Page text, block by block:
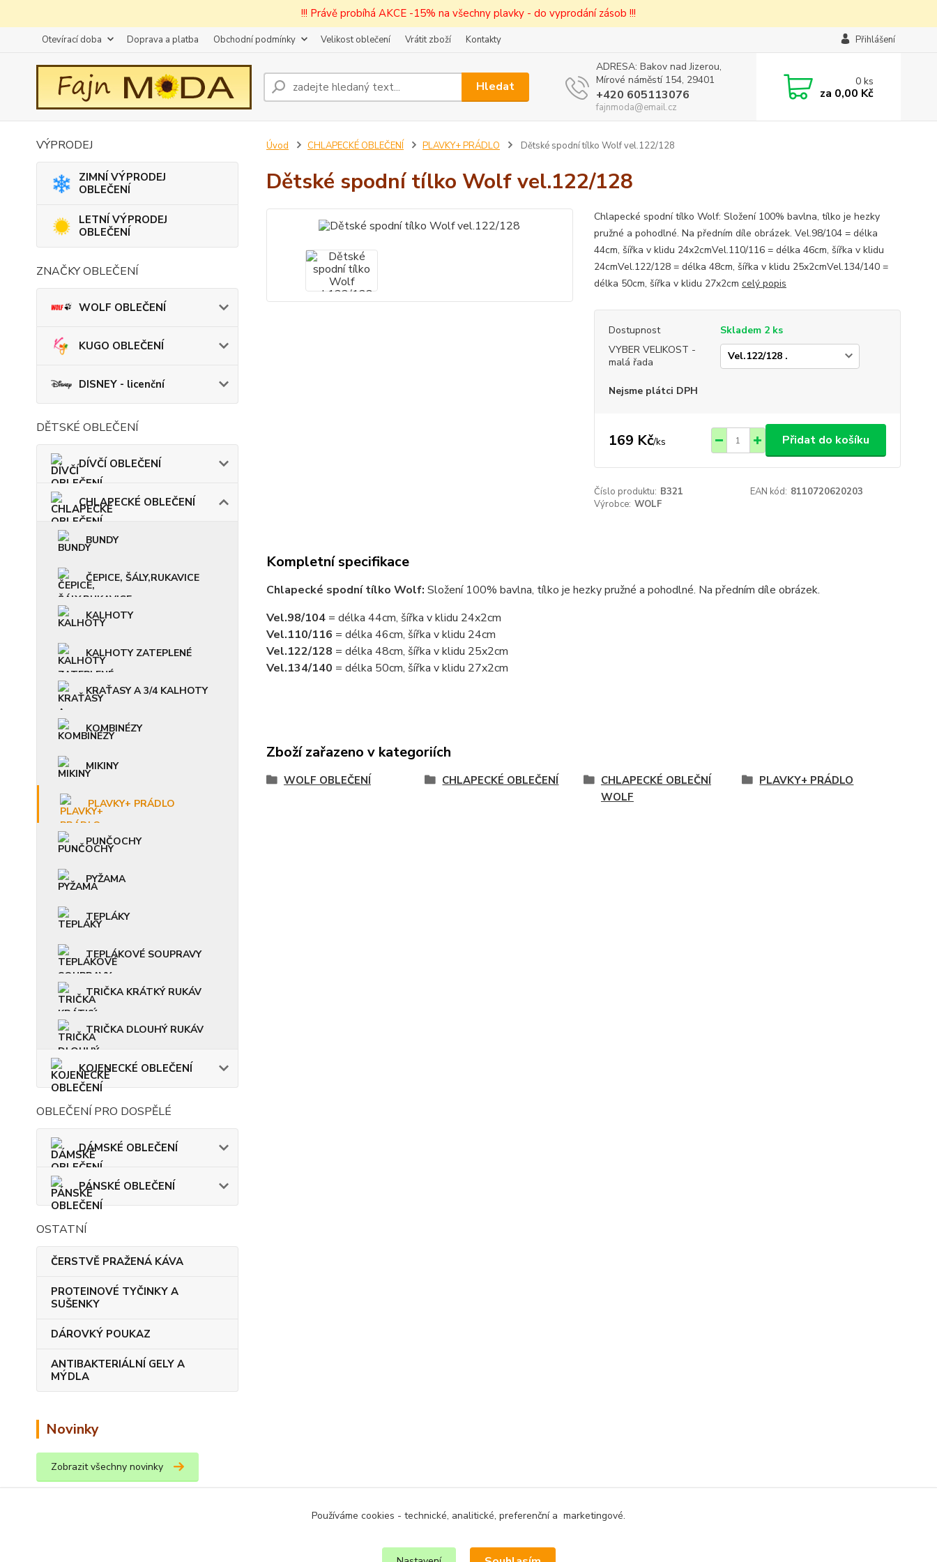
!!! Právě probíhá AKCE -15% na všechny plavky - do vyprodání zásob !!!
Otevírací doba Doprava a platba Obchodní podmínky Velikost oblečení Vrátit zboží Kontakty Přihlášení
Hledat
ADRESA: Bakov nad Jizerou,
Mírové náměstí 154, 29401
+420 605113076
fajnmoda@email.cz
0ks
za 0,00 Kč
VÝPRODEJ
ZIMNÍ VÝPRODEJ
OBLEČENÍ
LETNÍ VÝPRODEJ
OBLEČENÍ
ZNAČKY OBLEČENÍ
WOLF OBLEČENÍ
KUGO OBLEČENÍ
DISNEY - licenční
DĚTSKÉ OBLEČENÍ
DÍVČÍ OBLEČENÍ
CHLAPECKÉ OBLEČENÍ
BUNDY
ČEPICE, ŠÁLY,RUKAVICE
KALHOTY
KALHOTY ZATEPLENÉ
KRAŤASY A 3/4 KALHOTY
KOMBINÉZY
MIKINY
PLAVKY+ PRÁDLO
PUNČOCHY
PYŽAMA
TEPLÁKY
TEPLÁKOVÉ SOUPRAVY
TRIČKA KRÁTKÝ RUKÁV
TRIČKA DLOUHÝ RUKÁV
KOJENECKÉ OBLEČENÍ
OBLEČENÍ PRO DOSPĚLÉ
DÁMSKÉ OBLEČENÍ
PÁNSKÉ OBLEČENÍ
OSTATNÍ
ČERSTVĚ PRAŽENÁ KÁVA
PROTEINOVÉ TYČINKY A
SUŠENKY
DÁROVKÝ POUKAZ
ANTIBAKTERIÁLNÍ GELY A
MÝDLA
Novinky
Zobrazit všechny novinky
Úvod CHLAPECKÉ OBLEČENÍ PLAVKY+ PRÁDLO Dětské spodní tílko Wolf vel.122/128
Dětské spodní tílko Wolf vel.122/128
Chlapecké spodní tílko Wolf: Složení 100% bavlna, tílko je hezky
pružné a pohodlné. Na předním díle obrázek. Vel.98/104 = délka
44cm, šířka v klidu 24x2cmVel.110/116 = délka 46cm, šířka v klidu
24cmVel.122/128 = délka 48cm, šířka v klidu 25x2cmVel.134/140 =
délka 50cm, šířka v klidu 27x2cm celý popis
Dostupnost
Skladem 2 ks
VYBER VELIKOST -
malá řada
Nejsme plátci DPH
169 Kč/ks Přidat do košíku
Číslo produktu: B321 EAN kód: 8110720620203
Výrobce: WOLF
Kompletní specifikace
Chlapecké spodní tílko Wolf: Složení 100% bavlna, tílko je hezky pružné a pohodlné. Na předním díle obrázek.
Vel.98/104= délka 44cm, šířka v klidu 24x2cm
Vel.110/116 = délka 46cm, šířka v klidu 24cm
Vel.122/128 = délka 48cm, šířka v klidu 25x2cm
Vel.134/140 = délka 50cm, šířka v klidu 27x2cm
Zboží zařazeno v kategoriích
WOLF OBLEČENÍ CHLAPECKÉ OBLEČENÍ
CHLAPECKÉ OBLEČNÍ
WOLF
PLAVKY+ PRÁDLO
Používáme cookies - technické, analitické, preferenční a marketingové.